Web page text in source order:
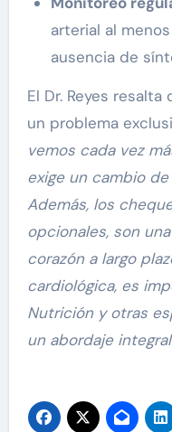
arterial al
ausencia de
El Dr. Reyes
un problema
vemos cada vez
exige un cambio
Además, los
opcionales, son
corazón a largo
cardiológica, es
Nutrición y otras
un abordaje